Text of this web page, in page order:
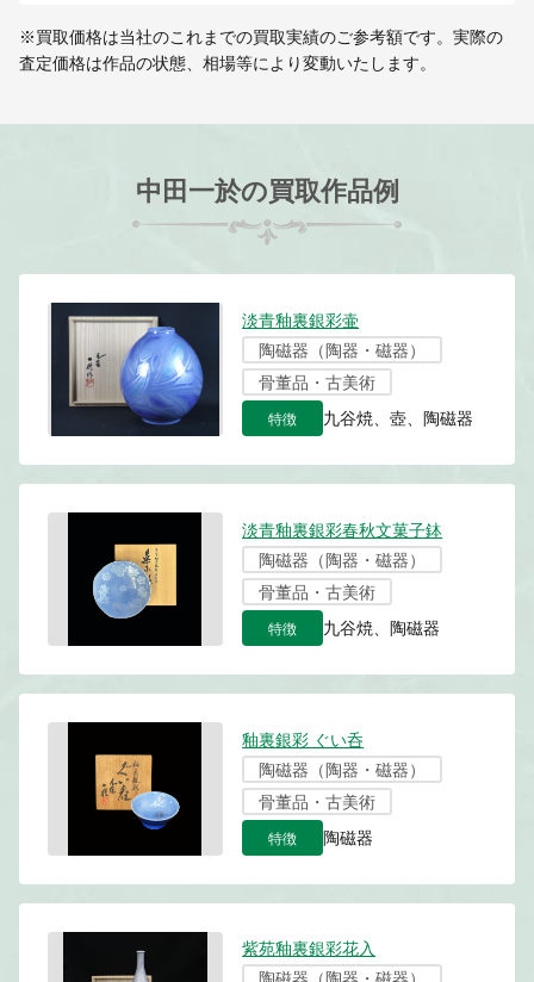
※買取価格は当社のこれまでの買取実績のご参考額です。実際の
査定価格は作品の状態、相場等により変動いたします。
中田一於の買取作品例
淡青釉裏銀彩壷
陶磁器（陶器・磁器）
骨董品・古美術
特徴 九谷焼、壺、陶磁器
淡青釉裏銀彩春秋文菓子鉢
陶磁器（陶器・磁器）
骨董品・古美術
特徴 九谷焼、陶磁器
釉裏銀彩 ぐい呑
陶磁器（陶器・磁器）
骨董品・古美術
特徴 陶磁器
紫苑釉裏銀彩花入
陶磁器（陶器・磁器）